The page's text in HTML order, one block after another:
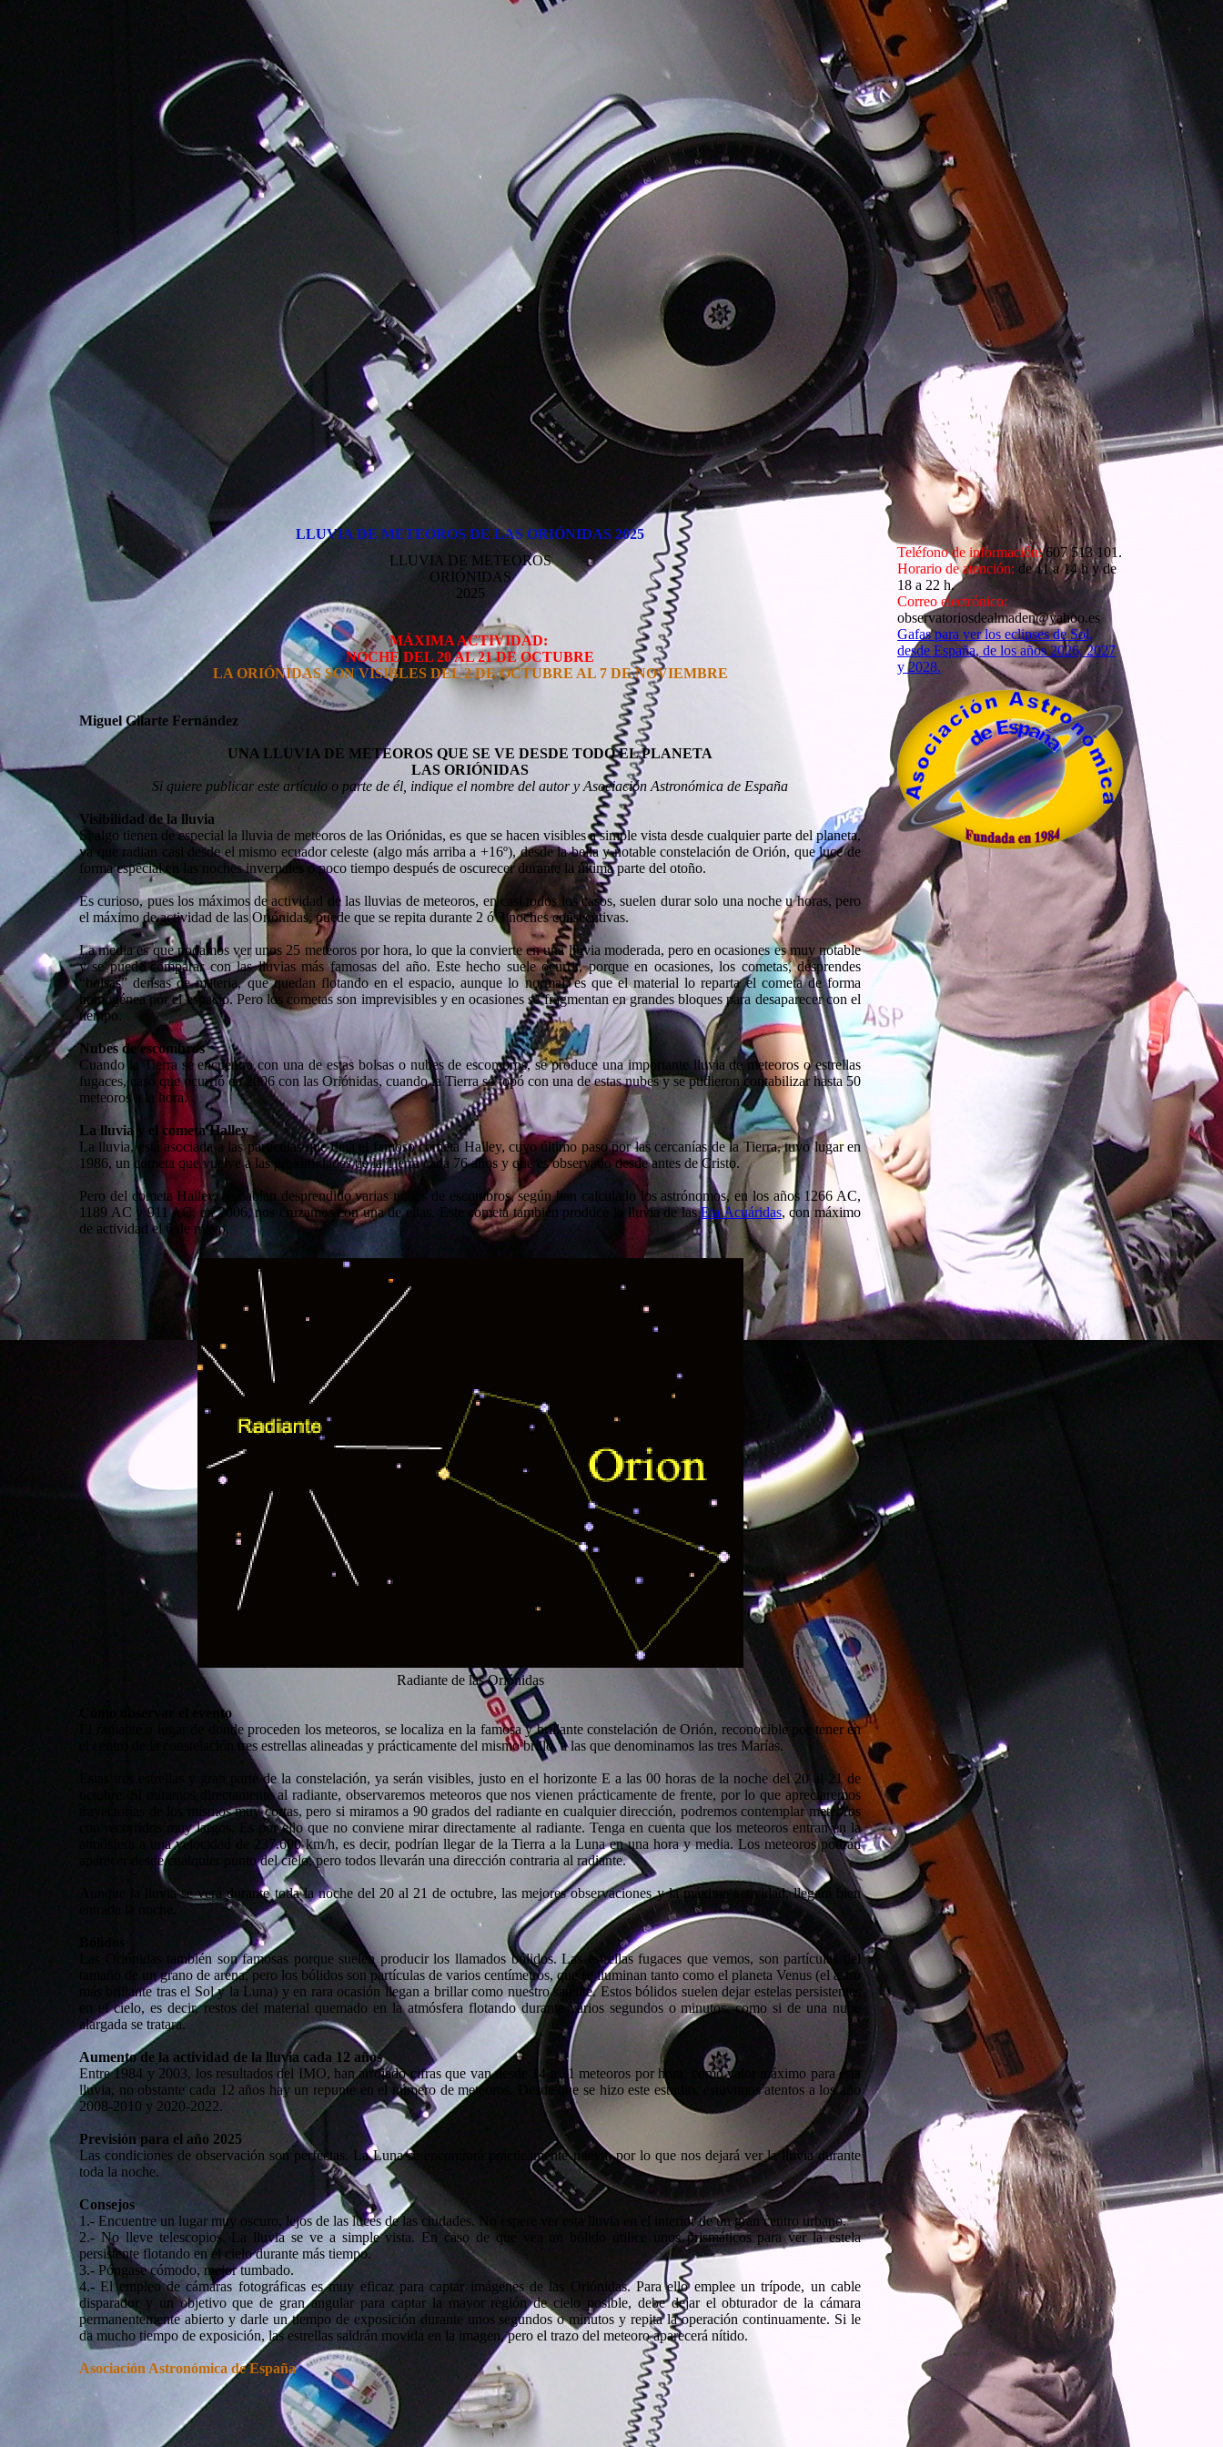
astronómica 10 de
y eclipse de Sol
Observación
astronómica 14 de
agosto Perseidas 2026
Observación
astronómica pública
12 de septiembre
2026
Delta Acuáridas Sur
2026
Perseidas 2026 y
eclipse de Sol
Kappa Acuáridas
2025
Dracónidas 2026
Oriónidas 2025
Táuridas 2025
Leónidas 2025
Alfa Monocerótidas
2025
Gemínidas 2025
Úrsidas 2025
Galaxias. Antonio
Javier Garrido García
Nebulosas brillantes.
Antonio Javier
Garrido García.
Nebulosas
planetarias. Antonio
Javier Garrido García
divulgación de la
astronomía
2028
LLUVIA DE METEOROS DE LAS ORIÓNIDAS 2025
LLUVIA DE METEOROS
ORIÓNIDAS
2025
MÁXIMA ACTIVIDAD:
NOCHE DEL 20 AL 21 DE OCTUBRE
LA ORIÓNIDAS SON VISIBLES DEL 2 DE OCTUBRE AL 7 DE NOVIEMBRE
Miguel Gilarte Fernández
UNA LLUVIA DE METEOROS QUE SE VE DESDE TODO EL PLANETA
LAS ORIÓNIDAS
Si quiere publicar este artículo o parte de él, indique el nombre del autor y Asociación Astronómica de España
Visibilidad de la lluvia
Si algo tienen de especial la lluvia de meteoros de las Oriónidas, es que se hacen visibles a simple vista desde cualquier parte del planeta,
ya que radian casi desde el mismo ecuador celeste (algo más arriba a +16º), desde la bella y notable constelación de Orión, que luce de
forma especial en las noches invernales o poco tiempo después de oscurecer durante la última parte del otoño.
Es curioso, pues los máximos de actividad de las lluvias de meteoros, en casi todos los casos, suelen durar solo una noche u horas, pero
el máximo de actividad de las Oriónidas, puede que se repita durante 2 ó 3 noches consecutivas.
La media es que podamos ver unos 25 meteoros por hora, lo que la convierte en una lluvia moderada, pero en ocasiones es muy notable
y se puede comparar con las lluvias más famosas del año. Este hecho suele ocurrir, porque en ocasiones, los cometas, desprendes
“bolsas” densas de materia, que quedan flotando en el espacio, aunque lo normal, es que el material lo reparta el cometa de forma
homogénea por el espacio. Pero los cometas son imprevisibles y en ocasiones se fragmentan en grandes bloques para desaparecer con el
tiempo.
Nubes de escombros
Cuando la Tierra se encuentra con una de estas bolsas o nubes de escombros, se produce una importante lluvia de meteoros o estrellas
fugaces, caso que ocurrió en 2006 con las Oriónidas, cuando la Tierra se topó con una de estas nubes y se pudieron contabilizar hasta 50
meteoros a la hora.
La lluvia y el cometa Halley
La lluvia, está asociada a las partículas que deja el famoso cometa Halley, cuyo último paso por las cercanías de la Tierra, tuvo lugar en
1986, un cometa que vuelve a las proximidades de la Tierra cada 76 años y que es observado desde antes de Cristo.
Pero del cometa Halley, se habían desprendido varias nubes de escombros, según han calculado los astrónomos, en los años 1266 AC,
1189 AC y 911 AC, en 2006, nos cruzamos con una de ellas. Este cometa también produce la lluvia de lasEta Acuáridas, con máximo
de actividad el 6 de mayo.
Radiante de las Oriónidas
Cómo observar el evento
El radiante o lugar de donde proceden los meteoros, se localiza en la famosa y brillante constelación de Orión, reconocible por tener en
el centro de la constelación tres estrellas alineadas y prácticamente del mismo brillo, a las que denominamos las tres Marías.
Estas tres estrellas y gran parte de la constelación, ya serán visibles, justo en el horizonte E a las 00 horas de la noche del 20 al 21 de
octubre. Si miramos directamente al radiante, observaremos meteoros que nos vienen prácticamente de frente, por lo que apreciaremos
trayectorias de los mismos muy cortas, pero si miramos a 90 grados del radiante en cualquier dirección, podremos contemplar meteoros
con recorridos muy largos. Es por ello que no conviene mirar directamente al radiante. Tenga en cuenta que los meteoros entran en la
atmósfera a una velocidad de 237.600 km/h, es decir, podrían llegar de la Tierra a la Luna en una hora y media. Los meteoros podrán
aparecer desde cualquier punto del cielo, pero todos llevarán una dirección contraria al radiante.
Aunque la lluvia se verá durante toda la noche del 20 al 21 de octubre, las mejores observaciones y la máxima actividad, llegará bien
Las Oriónidas también son famosas porque suelen producir los llamados bólidos. Las estrellas fugaces que vemos, son partículas del
tamaño de un grano de arena, pero los bólidos son partículas de varios centímetros, que se iluminan tanto como el planeta Venus (el astro
más brillante tras el Sol y la Luna) y en rara ocasión llegan a brillar como nuestro satélite. Estos bólidos suelen dejar estelas persistentes
en el cielo, es decir, restos del material quemado en la atmósfera flotando durante varios segundos o minutos, como si de una nube
alargada se tratara.
Aumento de la actividad de la lluvia cada 12 años
Entre 1984 y 2003, los resultados del IMO, han arrojado cifras que van desde 14 a 31 meteoros por hora, como valor máximo para esta
lluvia, no obstante cada 12 años hay un repunte en el número de meteoros. Desde que se hizo este estudio, estuvimos atentos a los año
2008-2010 y 2020-2022.
Previsión para el año 2025
Las condiciones de observación son perfectas. La Luna se encontrará prácticamente nueva, por lo que nos dejará ver la lluvia durante
toda la noche.
Consejos
1.- Encuentre un lugar muy oscuro, lejos de las luces de las ciudades. No espere ver esta lluvia en el interior de un gran centro urbano.
2.- No lleve telescopios. La lluvia se ve a simple vista. En caso de que vea un bólido utilice unos prismáticos para ver la estela
persistente flotando en el cielo durante más tiempo.
3.- Póngase cómodo, mejor tumbado.
4.- El empleo de cámaras fotográficas es muy eficaz para captar imágenes de las Oriónidas. Para ello emplee un trípode, un cable
disparador y un objetivo que de gran angular para captar la mayor región de cielo posible, debe dejar el obturador de la cámara
permanentemente abierto y darle un tiempo de exposición durante unos segundos o minutos y repita la operación continuamente. Si le
da mucho tiempo de exposición, las estrellas saldrán movida en la imagen, pero el trazo del meteoro aparecerá nítido.
Asociación Astronómica de España
Teléfono de información:607 513 101.
Horario de atención: de 11 a 14 h y de
18 a 22 h.
Correo electrónico:
observatoriosdealmaden@yahoo.es
Gafas para ver los eclipses de Sol,
desde España, de los años 2026, 2027
y 2028.